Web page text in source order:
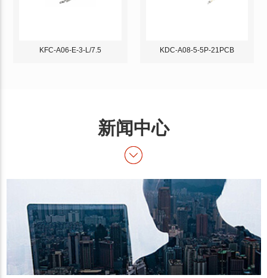
KFC-A06-E-3-L/7.5 KDC-A08-5-5P-21PCB
新闻中心